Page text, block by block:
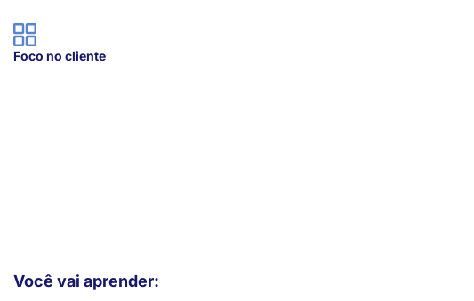
Foco no cliente
Você vai aprender: